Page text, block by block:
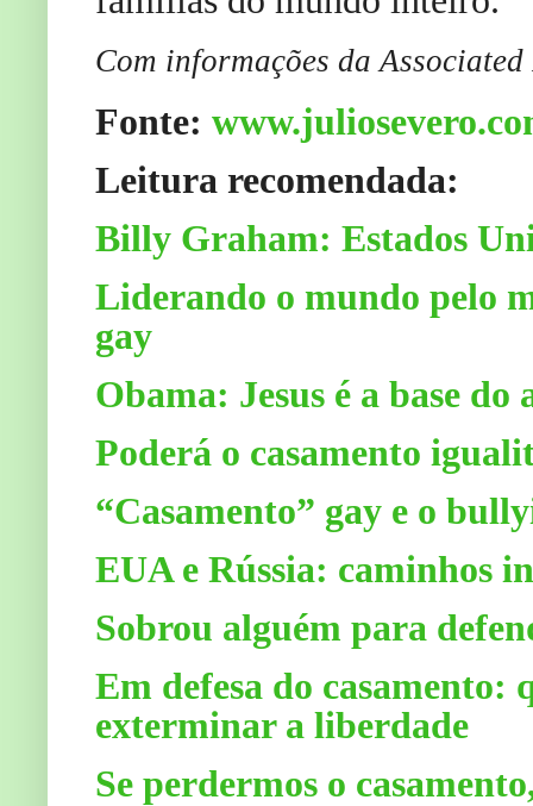
Com informações da
Fonte:
Leitura recomendada:
Billy Graham: Estados
Liderando o mundo pelo
gay
Obama: Jesus é a base do
Poderá o casamento
“Casamento” gay e o
EUA e Rússia: caminhos
Sobrou alguém para
Em defesa do casamento:
exterminar a liberdade
Se perdermos o